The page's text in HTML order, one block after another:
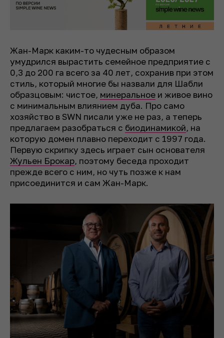
Жан-Марк каким-то чудесным образом
умудрился вырастить семейное предприятие с
0,3 до 200 га всего за 40 лет, сохранив при этом
стиль, который многие бы назвали для Шабли
образцовым: чистое, минеральное и живое вино
с минимальным влиянием дуба. Про само
хозяйство в SWN писали уже не раз, а теперь
предлагаем разобраться с биодинамикой, на
которую домен плавно переходит с 1997 года.
Первую скрипку здесь играет сын основателя
Жульен Брокар, поэтому беседа проходит
прежде всего с ним, но чуть позже к нам
присоединится и сам Жан-Марк.